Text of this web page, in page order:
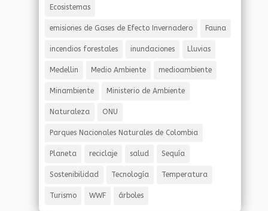
Ecosistemas
emisiones de Gases de Efecto Invernadero Fauna
incendios forestales inundaciones Lluvias
Medellin Medio Ambiente medioambiente
Minambiente Ministerio de Ambiente
Naturaleza ONU
Parques Nacionales Naturales de Colombia
Planeta reciclaje salud Sequía
Sostenibilidad Tecnología Temperatura
Turismo WWF árboles